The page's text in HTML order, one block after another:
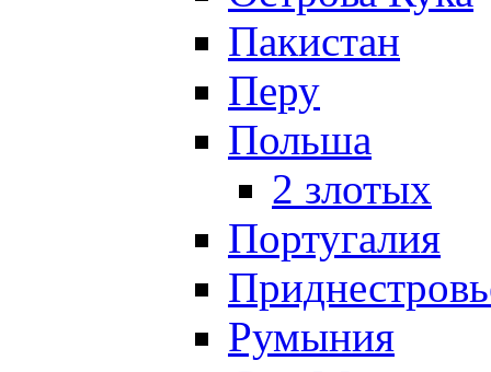
Пакистан
Перу
Польша
2 злотых
Португалия
Румыния